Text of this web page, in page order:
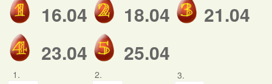
16.04 18.04
21.04
23.04
25.04
1. 2. 3.